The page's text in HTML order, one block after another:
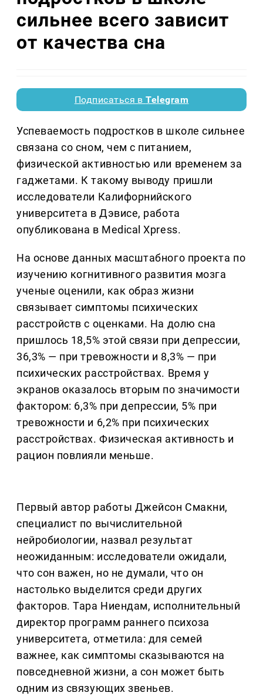
сильнее всего зависит
от качества сна
Подписаться вTelegram
Успеваемость подростков в школе сильнее
связана со сном, чем с питанием,
физической активностью или временем за
гаджетами. К такому выводу пришли
исследователи Калифорнийского
университета в Дэвисе, работа
опубликована в Medical Xpress.
На основе данных масштабного проекта по
изучению когнитивного развития мозга
ученые оценили, как образ жизни
связывает симптомы психических
расстройств с оценками. На долю сна
пришлось 18,5% этой связи при депрессии,
36,3% — при тревожности и 8,3% — при
психических расстройствах. Время у
экранов оказалось вторым по значимости
фактором: 6,3% при депрессии, 5% при
тревожности и 6,2% при психических
расстройствах. Физическая активность и
рацион повлияли меньше.
Первый автор работы Джейсон Смакни,
специалист по вычислительной
нейробиологии, назвал результат
неожиданным: исследователи ожидали,
что сон важен, но не думали, что он
настолько выделится среди других
факторов. Тара Ниендам, исполнительный
директор программ раннего психоза
университета, отметила: для семей
важнее, как симптомы сказываются на
повседневной жизни, а сон может быть
одним из связующих звеньев.